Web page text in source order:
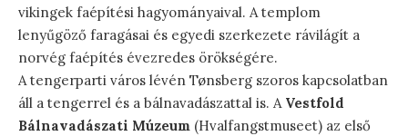
vikingek faépítési hagyományaival. A templom
lenyűgöző faragásai és egyedi szerkezete rávilágít a
norvég faépítés évezredes örökségére.
A tengerparti város lévén Tønsberg szoros kapcsolatban
áll a tengerrel és a bálnavadászattal is. A Vestfold
Bálnavadászati Múzeum (Hvalfangstmuseet) az első